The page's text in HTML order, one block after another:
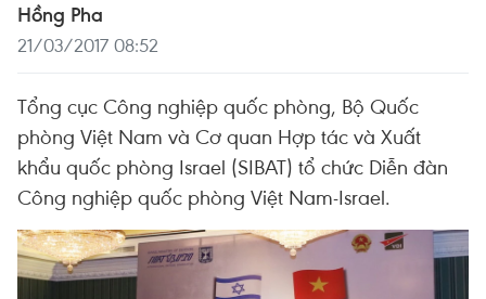
Hồng Pha
21/03/2017 08:52
Tổng cục Công nghiệp quốc phòng, Bộ Quốc
phòng Việt Nam và Cơ quan Hợp tác và Xuất
khẩu quốc phòng Israel (SIBAT) tổ chức Diễn đàn
Công nghiệp quốc phòng Việt Nam-Israel.